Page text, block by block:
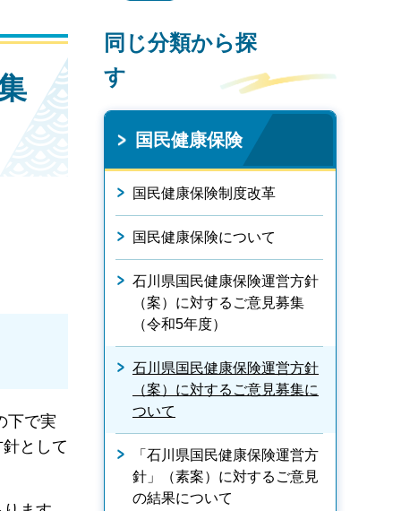
下で実
として
同じ分類から探
す
国民健康保険
国民健康保険制度改革
国民健康保険について
石川県国民健康保険運営方針
（案）に対するご意見募集
（令和5年度）
石川県国民健康保険運営方針
（案）に対するご意見募集に
ついて
「石川県国民健康保険運営方
針」（素案）に対するご意見
の結果について